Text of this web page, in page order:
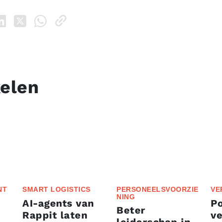
SMART LOGISTICS
AI-agents van
Rappit laten
PERSONEELSVOORZIE
NING
Beter